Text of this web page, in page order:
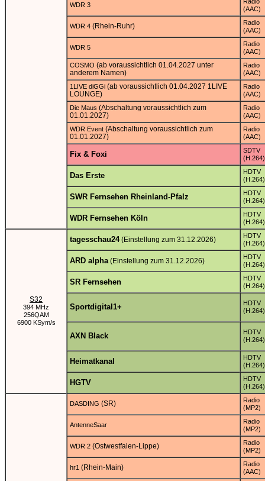
WDR 3
(AAC)
WDR 4 (Rhein-Ruhr)
Radio
(AAC)
WDR 5
Radio
(AAC)
COSMO (ab voraussichtlich 01.04.2027 unter
anderem Namen)
Radio
(AAC)
1LIVE diGGi (ab voraussichtlich 01.04.2027 1LIVE
LOUNGE)
Radio
(AAC)
Die Maus (Abschaltung voraussichtlich zum
01.01.2027)
Radio
(AAC)
WDR Event (Abschaltung voraussichtlich zum
01.01.2027)
Radio
(AAC)
Fix & Foxi
SDTV
(H.264)
Das Erste
HDTV
(H.264)
SWR Fernsehen Rheinland-Pfalz
HDTV
(H.264)
WDR Fernsehen Köln
HDTV
(H.264)
S32
394 MHz
256QAM
6900 KSym/s
tagesschau24(Einstellung zum 31.12.2026)
HDTV
(H.264)
ARD alpha(Einstellung zum 31.12.2026)
HDTV
(H.264)
SR Fernsehen
HDTV
(H.264)
Sportdigital1+
HDTV
(H.264)
AXN Black
HDTV
(H.264)
Heimatkanal
HDTV
(H.264)
HGTV
HDTV
(H.264)
DASDING (SR)
Radio
(MP2)
AntenneSaar
Radio
(MP2)
WDR 2 (Ostwestfalen-Lippe)
Radio
(MP2)
hr1 (Rhein-Main)
Radio
(AAC)